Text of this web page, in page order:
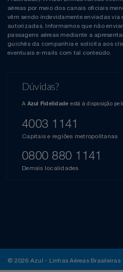
aéreas por meio dos canais oficiais
vêm sendo indevidamente enviadas via
autorizadas. Informamos que não
passagens aéreas mediante a
guichês da companhia e solicita aos
eventuais e-mails com tal conteúdo.
Dúvidas?
A Azul Fidelidade está à disposição
4003 1141
Capitais e regiões metropolitanas
0800 880 1141
Demais localidades
© 2026 Azul - Linhas Aéreas Brasileiras